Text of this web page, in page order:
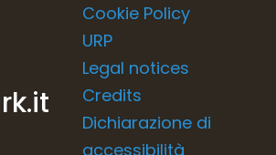
Cookie Policy
URP
Legal notices
Credits
Dichiarazione di
accessibilità